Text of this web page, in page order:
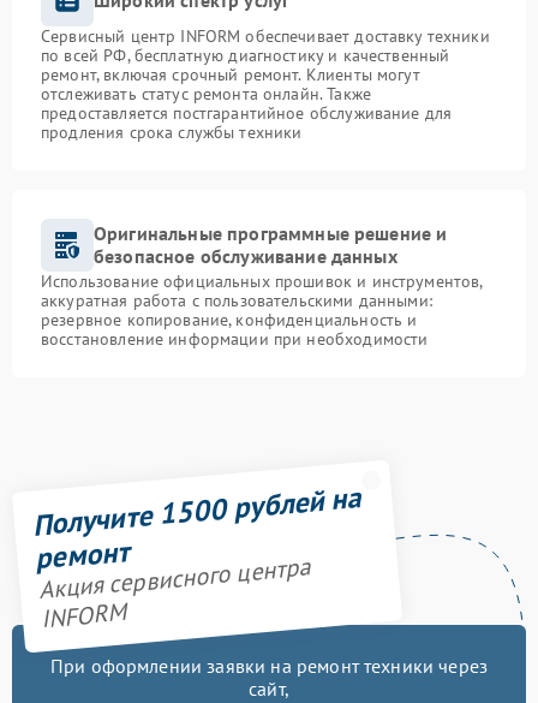
Сервисный центр INFORM обеспечивает доставку техники
по всей РФ, бесплатную диагностику и качественный
ремонт, включая срочный ремонт. Клиенты могут
отслеживать статус ремонта онлайн. Также
предоставляется постгарантийное обслуживание для
продления срока службы техники
Оригинальные программные решение и
безопасное обслуживание данных
Использование официальных прошивок и инструментов,
аккуратная работа с пользовательскими данными:
резервное копирование, конфиденциальность и
восстановление информации при необходимости
Получите 1500 рублей на
ремонт
Акция сервисного центра
INFORM
При оформлении заявки на ремонт техники через
сайт,